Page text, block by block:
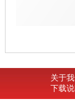
关于
下载